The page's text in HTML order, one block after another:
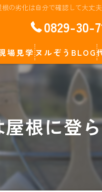
根の劣化は自分で確認して大丈
0829-30-
場見学ヌルぞうBLOG
根に登